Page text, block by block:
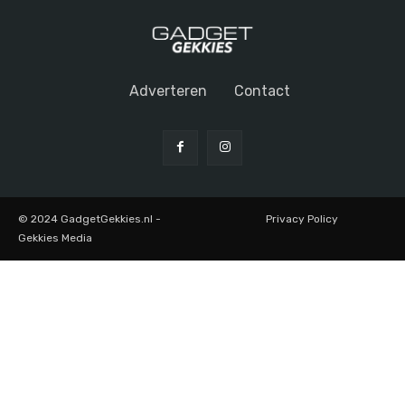
Adverteren Contact
© 2024 GadgetGekkies.nl -
Gekkies Media
Privacy Policy